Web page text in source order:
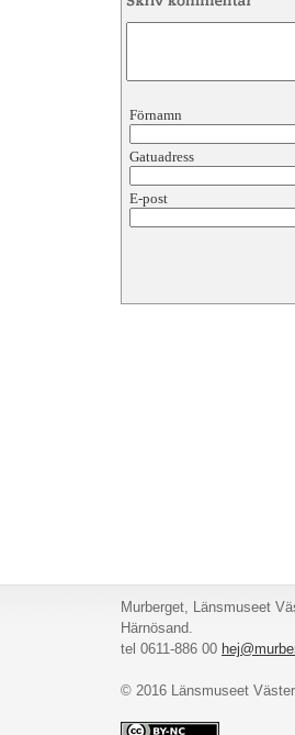
Förnamn
Gatuadress
E-post
Murberget, Länsmuseet
Härnösand.
tel 0611-886 00
© 2016 Länsmuseet